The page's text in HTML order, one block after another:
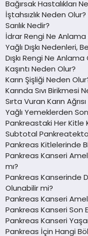
Bağırsak Hastalıkları
İştahsızlık Neden Olur?
Sarılık Nedir?
İdrar Rengi Ne Anlama
Yağlı Dışkı Nedenleri,
Dışkı Rengi Ne Anlama
Kaşıntı Neden Olur?
Karın Şişliği Neden
Karında Sıvı Birikmesi
Sırta Vuran Karın
Yağlı Yemeklerden
Pankreastaki Her Kitle
Subtotal
Pankreas Kitlelerinde
Pankreas Kanseri
mı?
Pankreas Kanserinde
Olunabilir mi?
Pankreas Kanseri
Pankreas Kanseri Son
Pankreas Kanseri
Pankreas İçin Hangi